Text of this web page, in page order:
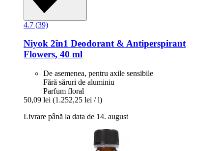
4.7 (39)
Niyok 2în1 Deodorant & Antiperspirant
Flowers, 40 ml
De asemenea, pentru axile sensibile
Fără săruri de aluminiu
Parfum floral
50,09 lei (1.252,25 lei / l)
Livrare până la data de 14. august